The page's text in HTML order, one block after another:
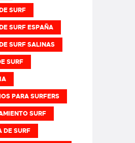
SURF
SURF ESPAÑA
SURF SALINAS
SURF
PARA SURFERS
SURF
DE SURF